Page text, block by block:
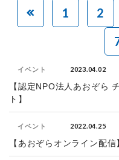
1 2
イベント 2023.04.02
【認定NPO法人あおぞら
ト】
イベント 2022.04.25
【あおぞらオンライン配信